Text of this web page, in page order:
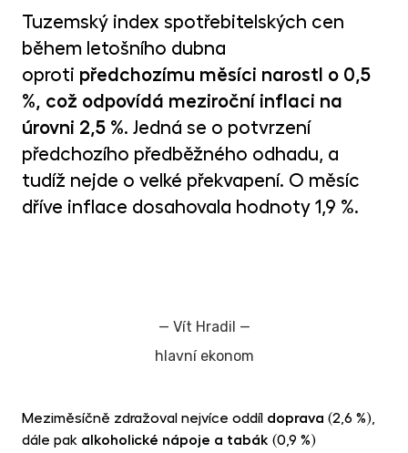
Tuzemský index spotřebitelských cen
během letošního dubna
oproti předchozímu měsíci narostl o 0,5
%, což odpovídá meziroční inflaci na
úrovni 2,5 %. Jedná se o potvrzení
předchozího předběžného odhadu, a
tudíž nejde o velké překvapení. O měsíc
dříve inflace dosahovala hodnoty 1,9 %.
— Vít Hradil —
hlavní ekonom
Meziměsíčně zdražoval nejvíce oddíl doprava (2,6 %),
dále pak alkoholické nápoje a tabák (0,9 %)